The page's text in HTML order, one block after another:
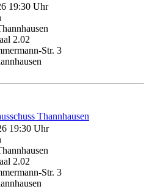
19:30 Uhr
2.02
Str. 3
Thannhausen
19:30 Uhr
2.02
Str. 3